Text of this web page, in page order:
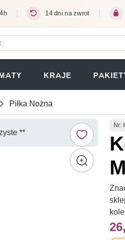
14 dni na zwrot
SIĘ W NOWEJ KARCIE)
KRAJE
Piłka Nożna
Nr: